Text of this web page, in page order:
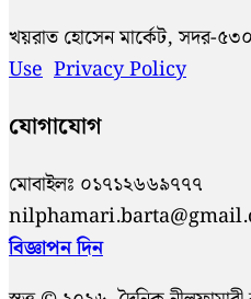
খয়রাত হোসেন মার্কেট, সদর-
Use Privacy Policy
যোগাযোগ
মোবাইলঃ
বিজ্ঞাপন দিন